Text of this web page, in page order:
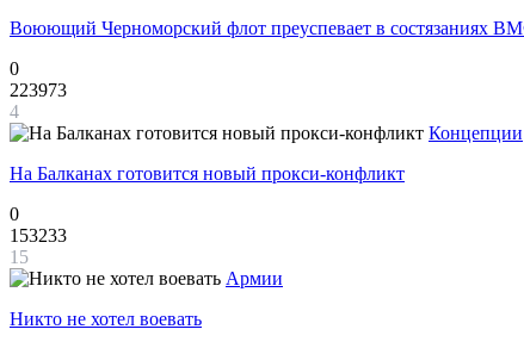
Воюющий Черноморский флот преуспевает в состязаниях
0
223973
4
Концепции
На Балканах готовится новый прокси-конфликт
0
153233
15
Армии
Никто не хотел воевать